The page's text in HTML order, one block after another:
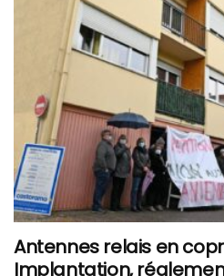
Antennes relais en
Implantation,